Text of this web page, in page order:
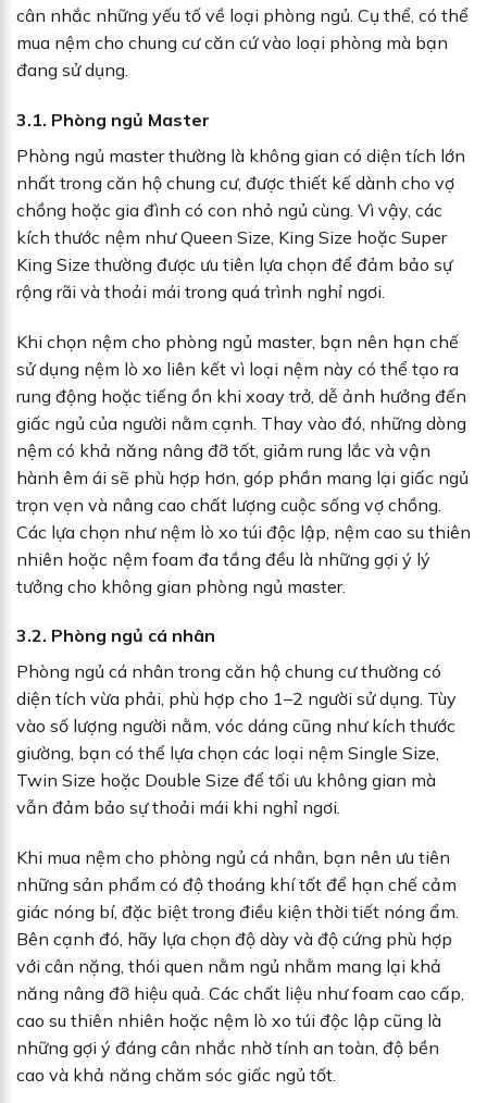
cân nhắc những yếu tố về loại phòng ngủ. Cụ thể, có thể
mua nệm cho chung cư căn cứ vào loại phòng mà bạn
đang sử dụng.
3.1. Phòng ngủ Master
Phòng ngủ master thường là không gian có diện tích lớn
nhất trong căn hộ chung cư, được thiết kế dành cho vợ
chồng hoặc gia đình có con nhỏ ngủ cùng. Vì vậy, các
kích thước nệm như Queen Size, King Size hoặc Super
King Size thường được ưu tiên lựa chọn để đảm bảo sự
rộng rãi và thoải mái trong quá trình nghỉ ngơi.
Khi chọn nệm cho phòng ngủ master, bạn nên hạn chế
sử dụng nệm lò xo liên kết vì loại nệm này có thể tạo ra
rung động hoặc tiếng ồn khi xoay trở, dễ ảnh hưởng đến
giấc ngủ của người nằm cạnh. Thay vào đó, những dòng
nệm có khả năng nâng đỡ tốt, giảm rung lắc và vận
hành êm ái sẽ phù hợp hơn, góp phần mang lại giấc ngủ
trọn vẹn và nâng cao chất lượng cuộc sống vợ chồng.
Các lựa chọn như nệm lò xo túi độc lập, nệm cao su thiên
nhiên hoặc nệm foam đa tầng đều là những gợi ý lý
tưởng cho không gian phòng ngủ master.
3.2. Phòng ngủ cá nhân
Phòng ngủ cá nhân trong căn hộ chung cư thường có
diện tích vừa phải, phù hợp cho 1–2 người sử dụng. Tùy
vào số lượng người nằm, vóc dáng cũng như kích thước
giường, bạn có thể lựa chọn các loại nệm Single Size,
Twin Size hoặc Double Size để tối ưu không gian mà
vẫn đảm bảo sự thoải mái khi nghỉ ngơi.
Khi mua nệm cho phòng ngủ cá nhân, bạn nên ưu tiên
những sản phẩm có độ thoáng khí tốt để hạn chế cảm
giác nóng bí, đặc biệt trong điều kiện thời tiết nóng ẩm.
Bên cạnh đó, hãy lựa chọn độ dày và độ cứng phù hợp
với cân nặng, thói quen nằm ngủ nhằm mang lại khả
năng nâng đỡ hiệu quả. Các chất liệu như foam cao cấp,
cao su thiên nhiên hoặc nệm lò xo túi độc lập cũng là
những gợi ý đáng cân nhắc nhờ tính an toàn, độ bền
cao và khả năng chăm sóc giấc ngủ tốt.